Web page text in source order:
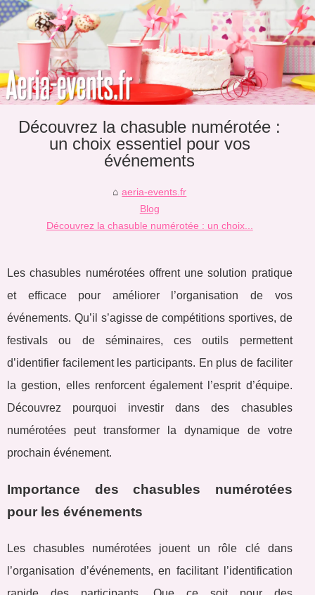
Découvrez la chasuble numérotée :
un choix essentiel pour vos
événements
aeria-events.fr
Blog
Découvrez la chasuble numérotée : un choix...
Les chasubles numérotées offrent une solution pratique
et efficace pour améliorer l’organisation de vos
événements. Qu’il s’agisse de compétitions sportives, de
festivals ou de séminaires, ces outils permettent
d’identifier facilement les participants. En plus de faciliter
la gestion, elles renforcent également l’esprit d’équipe.
Découvrez pourquoi investir dans des chasubles
numérotées peut transformer la dynamique de votre
prochain événement.
Importance des chasubles numérotées
pour les événements
Les chasubles numérotées jouent un rôle clé dans
l’organisation d’événements, en facilitant l’identification